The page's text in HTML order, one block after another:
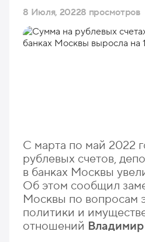
8 Июля, 20228 просмотров
С марта по май 2022
рублевых счетов,
в банках Москвы
Об этом сообщил
Москвы по вопросам
политики и
отношений